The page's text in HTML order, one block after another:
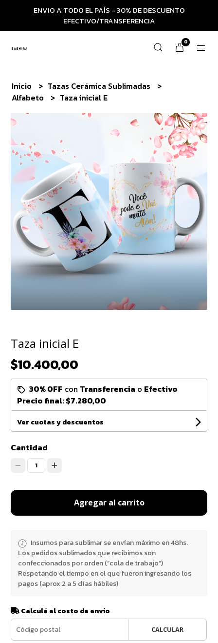
ENVIO A TODO EL PAÍS - 30% DE DESCUENTO
EFECTIVO/TRANSFERENCIA
0
Inicio
Tazas Cerámica Sublimadas
Alfabeto
Taza inicial E
Taza inicial E
$10.400,00
30% OFF con Transferencia o Efectivo
Precio final:$7.280,00
Ver cuotas y descuentos
Cantidad
1
Agregar al carrito
Insumos para sublimar se envían máximo en 48hs.
Los pedidos sublimados que recibimos son
confeccionados por orden (“cola de trabajo”)
Respetando el tiempo en el que fueron ingresando los
pagos (aprox 2 a 5 días hábiles)
Calculá el costo de envío
CALCULAR